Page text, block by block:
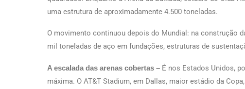
uma estrutura de aproximadamente 4.500 toneladas.
O movimento continuou depois do Mundial: na construção
mil toneladas de aço em fundações, estruturas de
A escalada das arenas cobertas – É nos Estados Unidos,
máxima. O AT&T Stadium, em Dallas, maior estádio da